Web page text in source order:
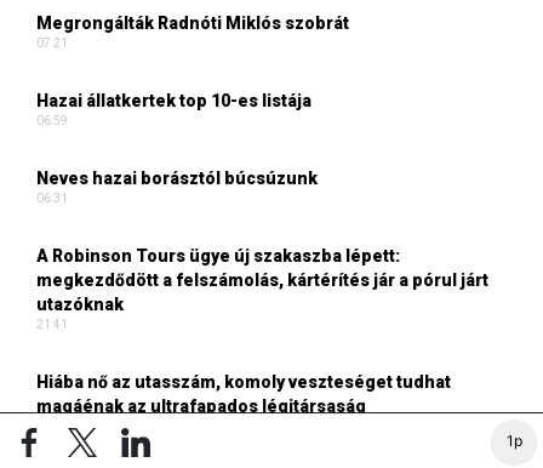
1p
Megrongálták Radnóti Miklós szobrát
07:21
Hazai állatkertek top 10-es listája
06:59
Neves hazai borásztól búcsúzunk
06:31
A Robinson Tours ügye új szakaszba lépett:
megkezdődött a felszámolás, kártérítés jár a pórul járt
utazóknak
21:41
Hiába nő az utasszám, komoly veszteséget tudhat
magáénak az ultrafapados légitársaság
16:42